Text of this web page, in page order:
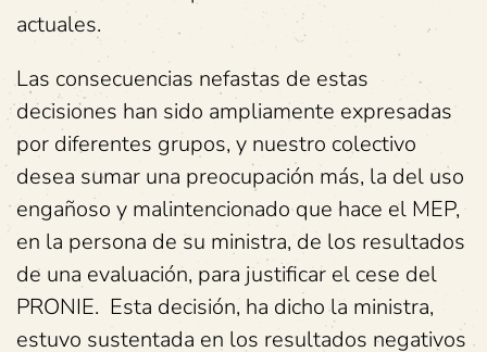
actuales.
Las consecuencias nefastas de estas
decisiones han sido ampliamente expresadas
por diferentes grupos, y nuestro colectivo
desea sumar una preocupación más, la del uso
engañoso y malintencionado que hace el MEP,
en la persona de su ministra, de los resultados
de una evaluación, para justificar el cese del
PRONIE. Esta decisión, ha dicho la ministra,
estuvo sustentada en los resultados negativos